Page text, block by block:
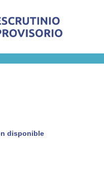
disponible